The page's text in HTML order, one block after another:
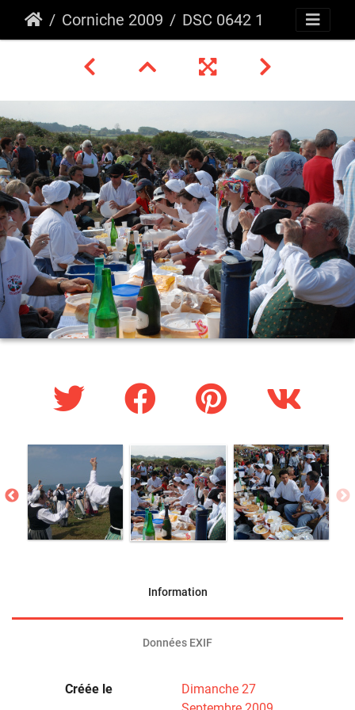
Corniche 2009 DSC 0642 1
Information
Données EXIF
Créée le
Dimanche 27